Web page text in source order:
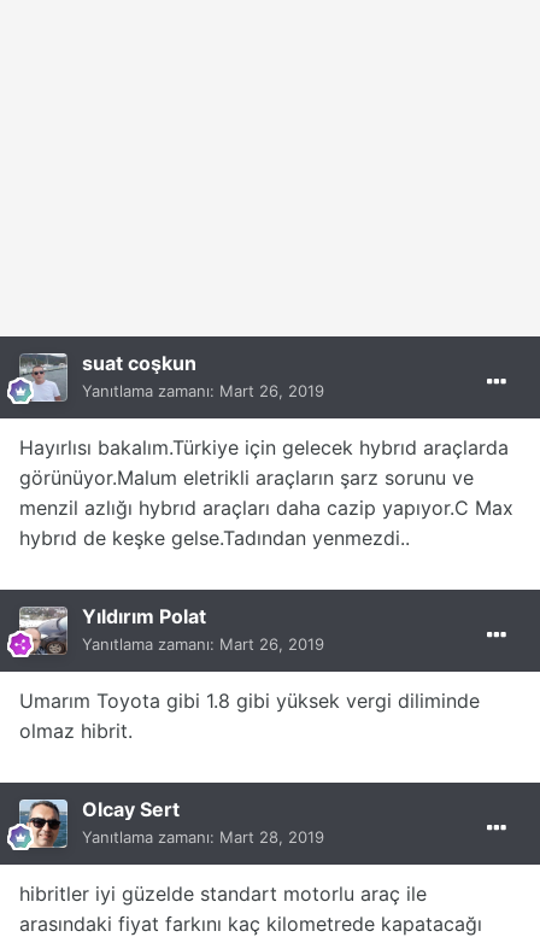
suat coşkun
Yanıtlama zamanı: Mart 26, 2019
Hayırlısı bakalım.Türkiye için gelecek hybrıd araçlarda
görünüyor.Malum eletrikli araçların şarz sorunu ve
menzil azlığı hybrıd araçları daha cazip yapıyor.C Max
hybrıd de keşke gelse.Tadından yenmezdi..
Yıldırım Polat
Yanıtlama zamanı: Mart 26, 2019
Umarım Toyota gibi 1.8 gibi yüksek vergi diliminde
olmaz hibrit.
Olcay Sert
Yanıtlama zamanı: Mart 28, 2019
hibritler iyi güzelde standart motorlu araç ile
arasındaki fiyat farkını kaç kilometrede kapatacağı